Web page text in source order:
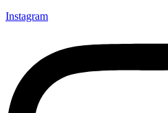
Instagram